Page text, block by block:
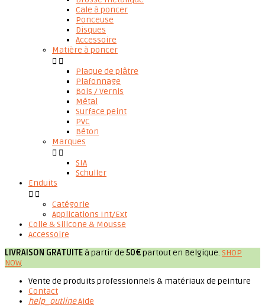
Cale à poncer
Ponceuse
Disques
Accessoire
Matière à poncer
 
Plaque de plâtre
Plafonnage
Bois / Vernis
Métal
Surface peint
PVC
Béton
Marques
 
SIA
Schuller
Enduits
 
Catégorie
Applications Int/Ext
Colle & Silicone & Mousse
Accessoire
LIVRAISON GRATUITEà partir de 50€partout en Belgique. SHOP
NOW.
Vente de produits professionnels & matériaux de peinture
Contact
help_outlineAide